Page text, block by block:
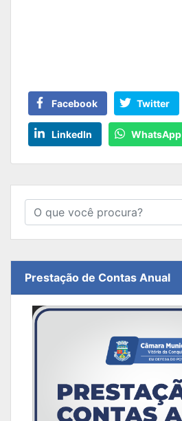
Facebook Twitter
LinkedIn WhatsApp
Prestação de Contas Anual